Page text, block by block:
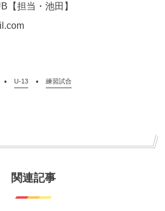
【担当・池田】
U-13 練習試合
関連記事